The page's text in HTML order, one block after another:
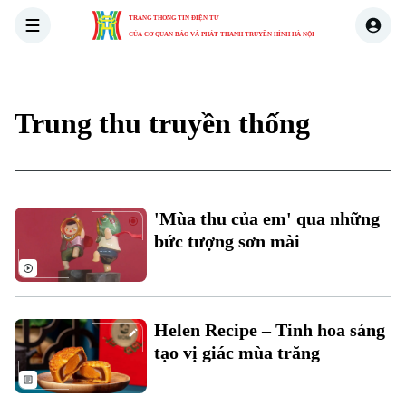
TRANG THÔNG TIN ĐIỆN TỬ
CỦA CƠ QUAN BÁO VÀ PHÁT THANH TRUYỀN HÌNH HÀ NỘI
Xu hướng
Chuyên mục
Trung thu truyền thống
'Mùa thu của em' qua những
bức tượng sơn mài
Helen Recipe – Tinh hoa sáng
tạo vị giác mùa trăng